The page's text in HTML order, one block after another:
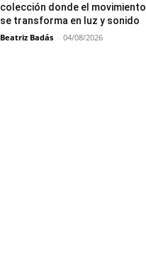
colección donde el movimiento
se transforma en luz y sonido
Beatriz Badás - 04/08/2026